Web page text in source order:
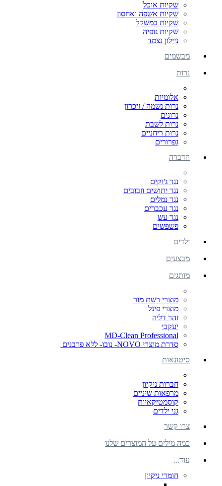
שקיות אוכל
שקיות אשפה ואחסון
שקיות במשקל
שקיות גופיה
ניילון נצמד
מבשמים
נרות
אלומיות
נרות נשמה / זיכרון
נרונים
נרות לשבת
נרות ריחניים
גפרורים
הדברה
נגד ג'וקים
נגד יתושים וזבובים
נגד נמלים
נגד עכברים
נגד עש
פשפשים
ילדים
מבצעים
מותגים
מוצרי רשת מור
מוצרי פינל
זהר דליה
יעקבי
MD-Clean Professional
סדרת מוצרי NOVO- נובו- ללא פרבנים
סיטונאות
חברות ניקיון
מרפאות שיניים
קוסמטיקאיות
גני ילדים
צרו קשר
כמה מילים על המוצרים שלנו
עוד...
חומרי ניקיון